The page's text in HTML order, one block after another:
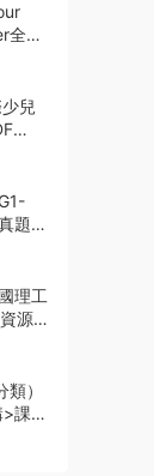
全套
書
百
兒
闆
網
題及
度解
子版
理工
源合
官
導書
載
）
課外
與文